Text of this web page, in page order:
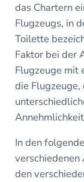
das Chartern
Flugzeugs, in
Toilette
Faktor bei der
Flugzeuge mit
die Flugzeuge,
In den
verschiedenen
den